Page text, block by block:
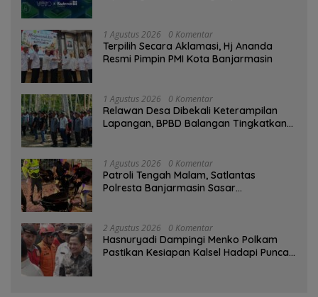
1 Agustus 2026 0 Komentar
‎Terpilih Secara Aklamasi, Hj Ananda
Resmi Pimpin PMI Kota Banjarmasin
1 Agustus 2026 0 Komentar
Relawan Desa Dibekali Keterampilan
Lapangan, BPBD Balangan Tingkatkan
1 Agustus 2026 0 Komentar
Patroli Tengah Malam, Satlantas
Polresta Banjarmasin Sasar
2 Agustus 2026 0 Komentar
Hasnuryadi Dampingi Menko Polkam
Pastikan Kesiapan Kalsel Hadapi Puncak